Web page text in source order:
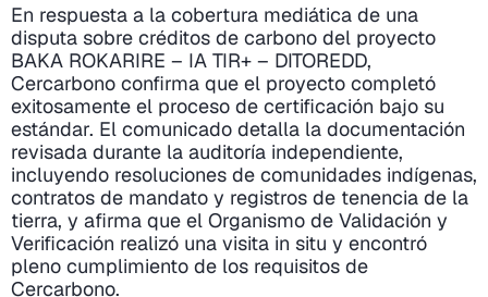
En respuesta a la cobertura mediática de una
disputa sobre créditos de carbono del proyecto
BAKA ROKARIRE – IA TIR+ – DITOREDD,
Cercarbono confirma que el proyecto completó
exitosamente el proceso de certificación bajo su
estándar. El comunicado detalla la documentación
revisada durante la auditoría independiente,
incluyendo resoluciones de comunidades indígenas,
contratos de mandato y registros de tenencia de la
tierra, y afirma que el Organismo de Validación y
Verificación realizó una visita in situ y encontró
pleno cumplimiento de los requisitos de
Cercarbono.